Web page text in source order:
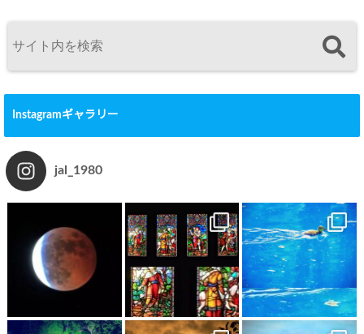
Instagramギャラリー
jal_1980